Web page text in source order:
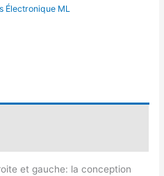
Électronique ML
et gauche: la conception